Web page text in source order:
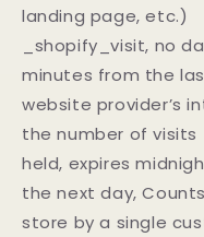
landing page, etc.)
_shopify_visit, no
minutes from the
website provider’s
the number of
held, expires
the next day,
store by a single